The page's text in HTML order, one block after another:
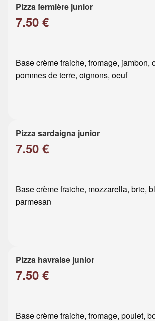
Pizza fermière junior
7.50 €
Base crème fraiche, fromage, jambon,
pommes de terre, oignons, oeuf
Pizza sardaigna junior
7.50 €
Base crème fraiche, mozzarella, brie,
parmesan
Pizza havraise junior
7.50 €
Base crème fraiche, fromage, poulet,